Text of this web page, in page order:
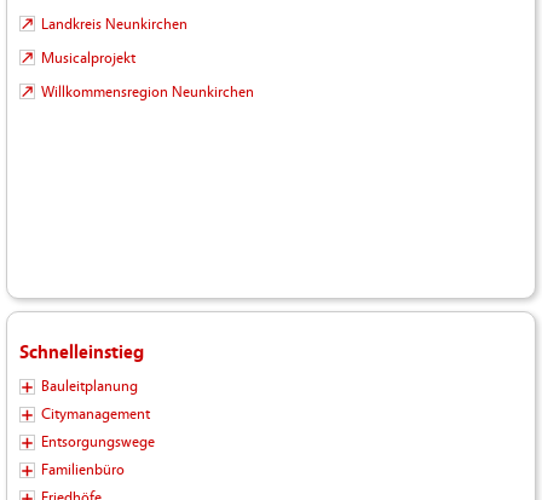
Landkreis Neunkirchen
Musicalprojekt
Willkommensregion Neunkirchen
Schnelleinstieg
Bauleitplanung
Citymanagement
Entsorgungswege
Familienbüro